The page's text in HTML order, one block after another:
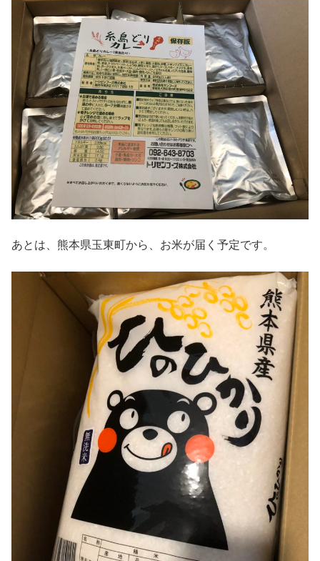
あとは、熊本県玉東町から、お米が届く予定です。